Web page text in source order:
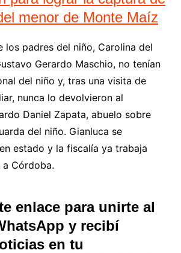
menor de Monte Maíz
los padres del niño, Carolina del
Gerardo Maschio, no tenían
del niño y, tras una visita de
nunca lo devolvieron al
Daniel Zapata, abuelo sobre
del niño. Gianluca se
estado y la fiscalía ya trabaja
Córdoba.
enlace para unirte al
y recibí
en tu